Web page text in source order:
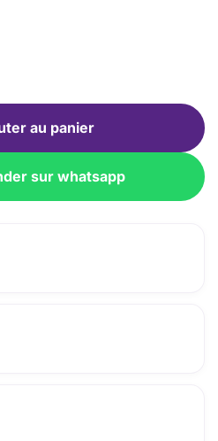
au panier
sur whatsapp